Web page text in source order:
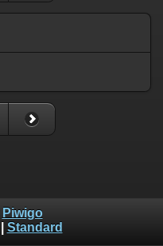
Piwigo
Standard